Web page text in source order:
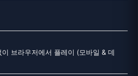
브라우저에서 플레이 (모바일 & 데